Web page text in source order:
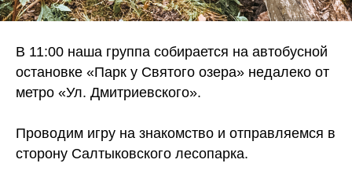
В 11:00 наша группа собирается на автобусной
остановке «Парк у Святого озера» недалеко от
метро «Ул. Дмитриевского».
Проводим игру на знакомство и отправляемся в
сторону Салтыковского лесопарка.